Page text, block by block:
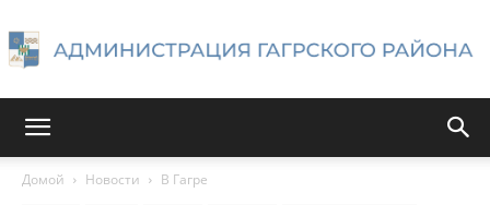
Домой Новости В Гагре